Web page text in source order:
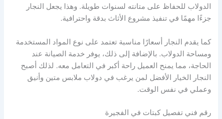
الدولاب للحفاظ على متانته لسنوات طويلة. وهذا يجعل النجار
جزءًا مهمًا في تنفيذ مشروع الأثاث بدقة واحترافية.
كما يقدم النجار أسعارًا مناسبة تعتمد على نوع المواد المستخدمة
ومساحة الدولاب. بالإضافة إلى ذلك، يوفر خدمة الصيانة عند
الحاجة، مما يمنح العميل راحة أكبر في التعامل معه. لذلك أصبح
النجار الخيار الأفضل لمن يرغب في دولاب ملابس متين وأنيق
وعملي في نفس الوقت.
رقم فني تفصيل كبتات في الفجيرة